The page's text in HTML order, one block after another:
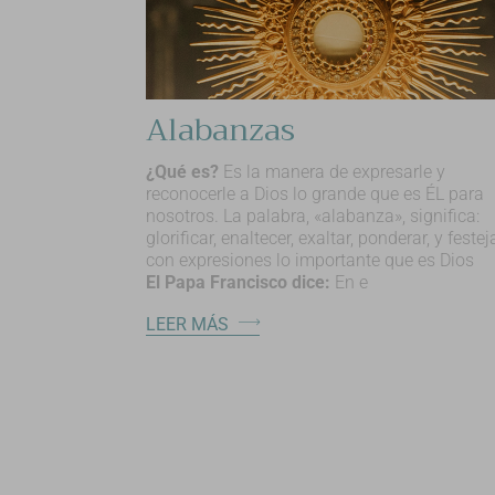
Alabanzas
¿Qué es? Es la manera de expresarle y
reconocerle a Dios lo grande que es ÉL para
nosotros. La palabra, «alabanza», significa:
glorificar, enaltecer, exaltar, ponderar, y
con expresiones lo importante que es Dios
El Papa Francisco dice: En e
LEER MÁS